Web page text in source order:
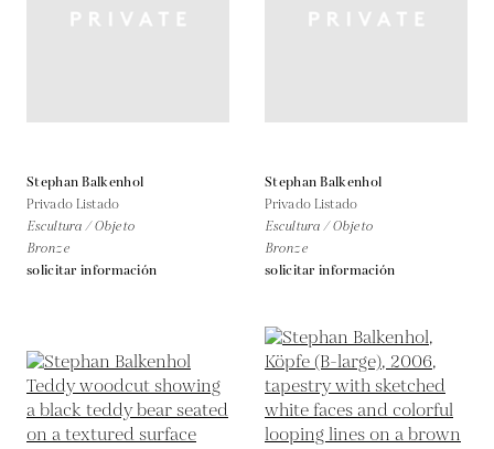
Stephan Balkenhol
Privado Listado
Escultura / Objeto
Bronze
solicitar información
Stephan Balkenhol
Privado Listado
Escultura / Objeto
Bronze
solicitar información